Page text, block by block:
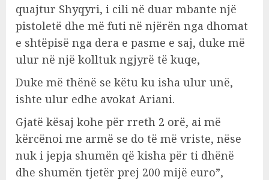
quajtur Shyqyri, i cili në duar mbante një
pistoletë dhe më futi në njërën nga dhomat
e shtëpisë nga dera e pasme e saj, duke më
ulur në një kolltuk ngjyrë të kuqe,
Duke më thënë se këtu ku isha ulur unë,
ishte ulur edhe avokat Ariani.
Gjatë kësaj kohe për rreth 2 orë, ai më
kërcënoi me armë se do të më vriste, nëse
nuk i jepja shumën që kisha për ti dhënë
dhe shumën tjetër prej 200 mijë euro”,